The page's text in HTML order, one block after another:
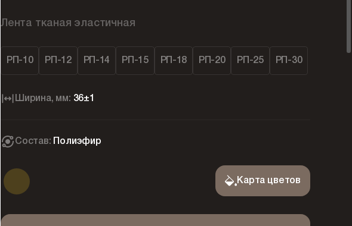
Лента тканая эластичная
РП-10 РП-12 РП-14 РП-15 РП-18 РП-20 РП-25 РП-30
Ширина, мм: 36±1
Состав: Полиэфир
Карта цветов